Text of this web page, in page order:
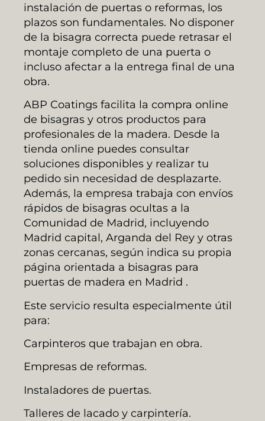
instalación de puertas o reformas, los
plazos son fundamentales. No disponer
de la bisagra correcta puede retrasar el
montaje completo de una puerta o
incluso afectar a la entrega final de una
obra.
ABP Coatings facilita la compra online
de bisagras y otros productos para
profesionales de la madera. Desde la
tienda online puedes consultar
soluciones disponibles y realizar tu
pedido sin necesidad de desplazarte.
Además, la empresa trabaja con envíos
rápidos de bisagras ocultas a la
Comunidad de Madrid, incluyendo
Madrid capital, Arganda del Rey y otras
zonas cercanas, según indica su propia
página orientada a bisagras para
puertas de madera en Madrid .
Este servicio resulta especialmente útil
para:
Carpinteros que trabajan en obra.
Empresas de reformas.
Instaladores de puertas.
Talleres de lacado y carpintería.